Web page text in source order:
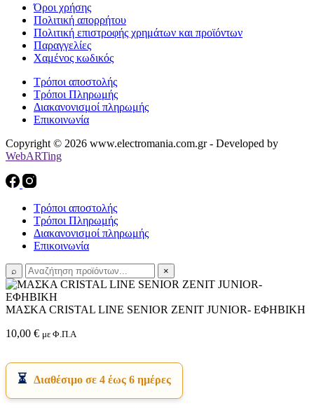
Όροι χρήσης
Πολιτική απορρήτου
Πολιτική επιστροφής χρημάτων και προϊόντων
Παραγγελίες
Χαμένος κωδικός
Τρόποι αποστολής
Τρόποι Πληρωμής
Διακανονισμοί πληρωμής
Επικοινωνία
Copyright © 2026 www.electromania.com.gr - Developed by
WebARTing
Τρόποι αποστολής
Τρόποι Πληρωμής
Διακανονισμοί πληρωμής
Επικοινωνία
⌕ ×
ΜΑΣΚΑ CRISTAL LINE SENIOR ZENIT JUNIOR- ΕΦΗΒΙΚΗ
10,00 € με Φ.Π.Α
Διαθέσιμο σε 4 έως 6 ημέρες